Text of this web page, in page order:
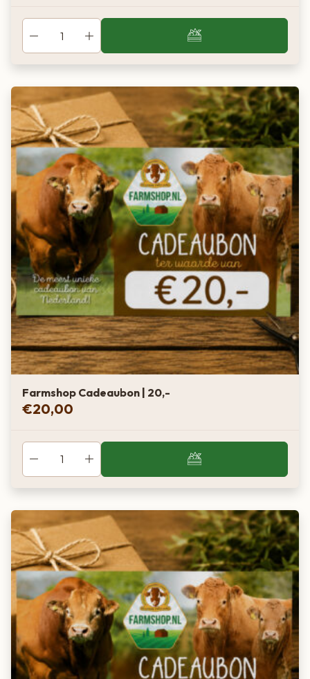
Farmshop Cadeaubon | 20,-
€20,00